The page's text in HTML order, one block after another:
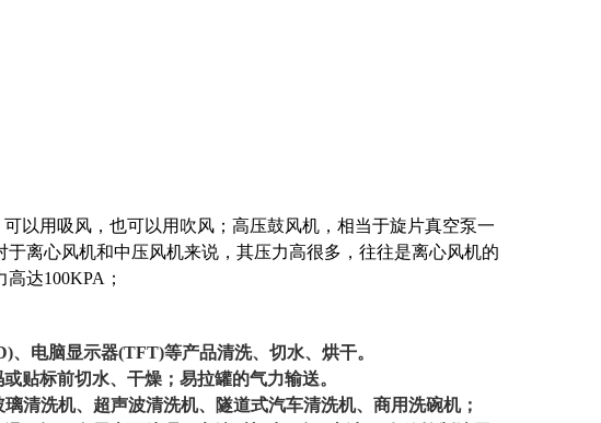
以用吸风，也可以用吹风；高压鼓风机，相当于旋片真空泵一
离心风机和中压风机来说，其压力高很多，往往是离心风机的
高达100KPA；
电脑显示器(TFT)等产品清洗、切水、烘干。
贴标前切水、干燥；易拉罐的气力输送。
清洗机、超声波清洗机、隧道式汽车清洗机、商用洗碗机；